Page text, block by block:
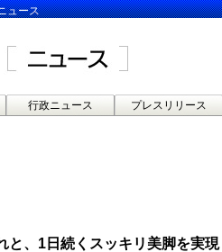
ュース
行政ニュース プレスリリース
と、1日続くスッキリ美脚を実